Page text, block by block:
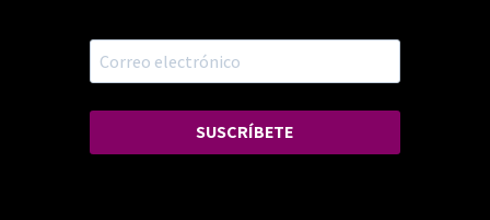
SUSCRÍBETE